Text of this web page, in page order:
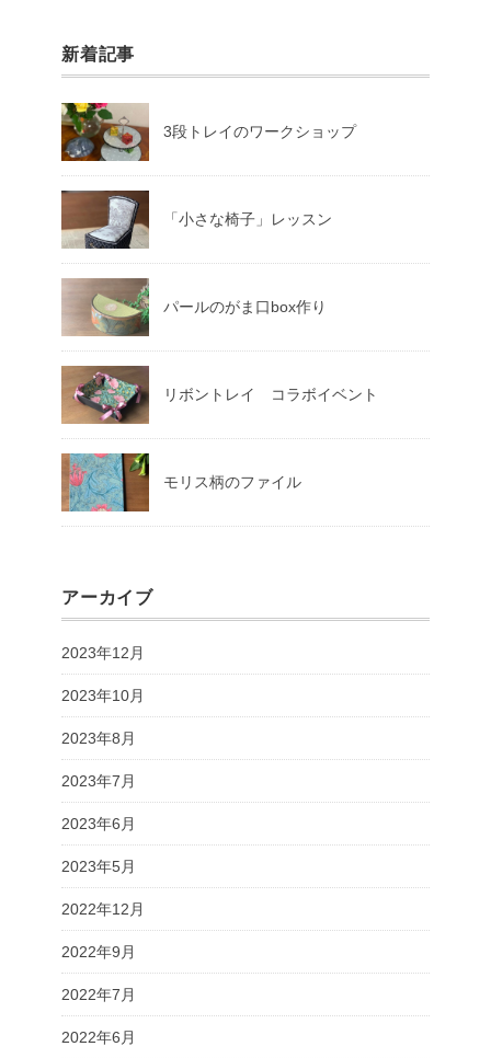
新着記事
3段トレイのワークショップ
「小さな椅子」レッスン
パールのがま口box作り
リボントレイ コラボイベント
モリス柄のファイル
アーカイブ
2023年12月
2023年10月
2023年8月
2023年7月
2023年6月
2023年5月
2022年12月
2022年9月
2022年7月
2022年6月